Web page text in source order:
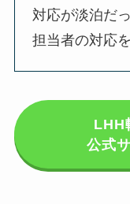
対応が淡泊だ
担当者の対応
LHH
公式